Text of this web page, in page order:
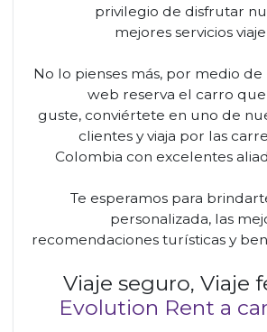
privilegio de disfrutar
mejores servicios
No lo pienses más, por medio
web reserva el carro
guste, conviértete en uno de
clientes y viaja por las
Colombia con excelentes
Te esperamos para
personalizada, las
recomendaciones turísticas y
Viaje seguro, Viaje
Evolution Rent a car